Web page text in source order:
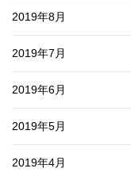
2019年8月
2019年7月
2019年6月
2019年5月
2019年4月